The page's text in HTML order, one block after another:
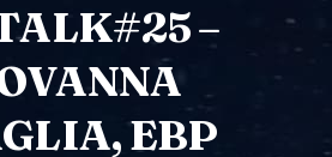
–
EBP